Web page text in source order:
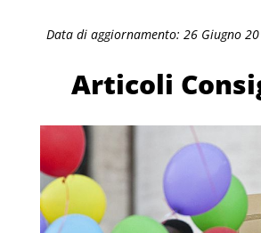
Data di aggiornamento: 26 Giugno
Articoli